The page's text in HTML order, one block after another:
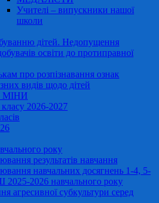
Учителі – випускники нашої
школи
дітей. Недопущення
освіти до протиправної
про розпізнавання ознак
видів щодо дітей
МІНИ
2026-2027
року
результатів навчання
навчальних досягнень 1-4, 5-
2026 навчального року
агресивної субкультури серед